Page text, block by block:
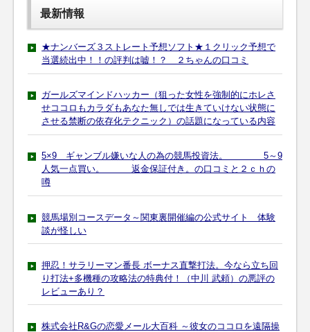
最新情報
★ナンバーズ３ストレート予想ソフト★１クリック予想で
当選続出中！！の評判は嘘！？ ２ちゃんの口コミ
ガールズマインドハッカー（狙った女性を強制的にホレさ
せココロもカラダもあなた無しでは生きていけない状態に
させる禁断の依存化テクニック）の話題になっている内容
5×9 ギャンブル嫌いな人の為の競馬投資法。 5～9
人気一点買い。 返金保証付き。の口コミと２ｃｈの
噂
競馬場別コースデータ～関東裏開催編の公式サイト 体験
談が怪しい
押忍！サラリーマン番長 ボーナス直撃打法。今なら立ち回
り打法+多機種の攻略法の特典付！（中川 武頼）の悪評の
レビューあり？
株式会社R&Gの恋愛メール大百科 ～彼女のココロを遠隔操